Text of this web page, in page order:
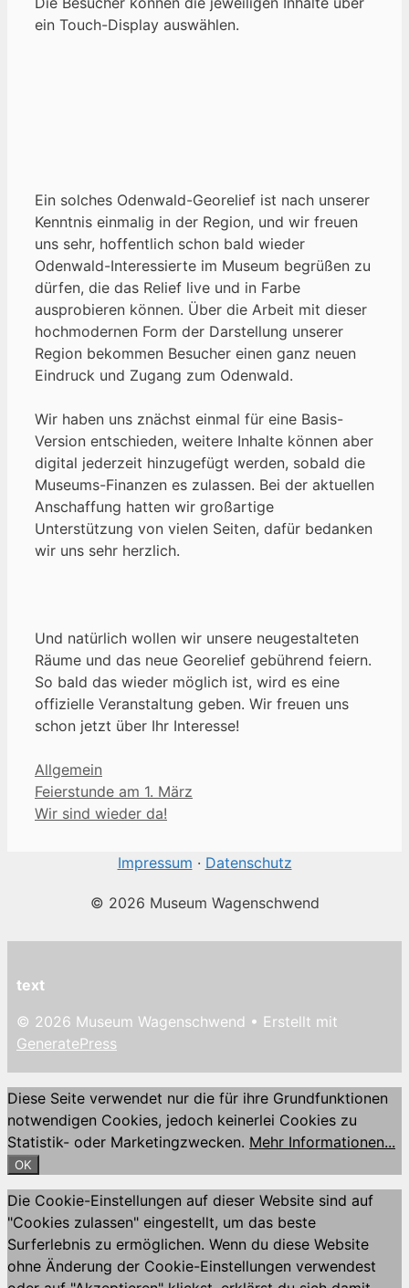
ein Touch-Display auswählen.
Ein solches Odenwald-Georelief ist nach unserer
Kenntnis einmalig in der Region, und wir freuen
uns sehr, hoffentlich schon bald wieder
Odenwald-Interessierte im Museum begrüßen zu
dürfen, die das Relief live und in Farbe
ausprobieren können. Über die Arbeit mit dieser
hochmodernen Form der Darstellung unserer
Region bekommen Besucher einen ganz neuen
Eindruck und Zugang zum Odenwald.
Wir haben uns znächst einmal für eine Basis-
Version entschieden, weitere Inhalte können aber
digital jederzeit hinzugefügt werden, sobald die
Museums-Finanzen es zulassen. Bei der aktuellen
Anschaffung hatten wir großartige
Unterstützung von vielen Seiten, dafür bedanken
wir uns sehr herzlich.
Und natürlich wollen wir unsere neugestalteten
Räume und das neue Georelief gebührend feiern.
So bald das wieder möglich ist, wird es eine
offizielle Veranstaltung geben. Wir freuen uns
schon jetzt über Ihr Interesse!
Kategorien
Allgemein
Feierstunde am 1. März
Wir sind wieder da!
Impressum · Datenschutz
© 2026 Museum Wagenschwend
text
© 2026 Museum Wagenschwend • Erstellt mit
GeneratePress
Diese Seite verwendet nur die für ihre Grundfunktionen
notwendigen Cookies, jedoch keinerlei Cookies zu
Statistik- oder Marketingzwecken. Mehr Informationen...
OK
Die Cookie-Einstellungen auf dieser Website sind auf
"Cookies zulassen" eingestellt, um das beste
Surferlebnis zu ermöglichen. Wenn du diese Website
ohne Änderung der Cookie-Einstellungen verwendest